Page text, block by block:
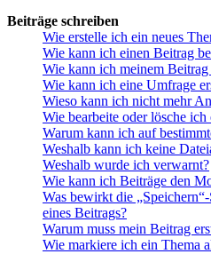
Beiträge schreiben
Wie erstelle ich ein neues
Wie kann ich einen Beitrag
Wie kann ich meinem
Wie kann ich eine Umfrage
Wieso kann ich nicht mehr
Wie bearbeite oder lösche
Warum kann ich auf
Weshalb kann ich keine
Weshalb wurde ich verwarnt?
Wie kann ich Beiträge den
Was bewirkt die
eines Beitrags?
Warum muss mein Beitrag
Wie markiere ich ein Thema